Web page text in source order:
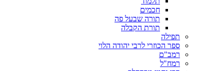
חכמים
תורה שבעל פה
תורת הקבלה
תפילה
ספר הכוזרי לרבי יהודה הלוי
רמב"ם
רמח"ל